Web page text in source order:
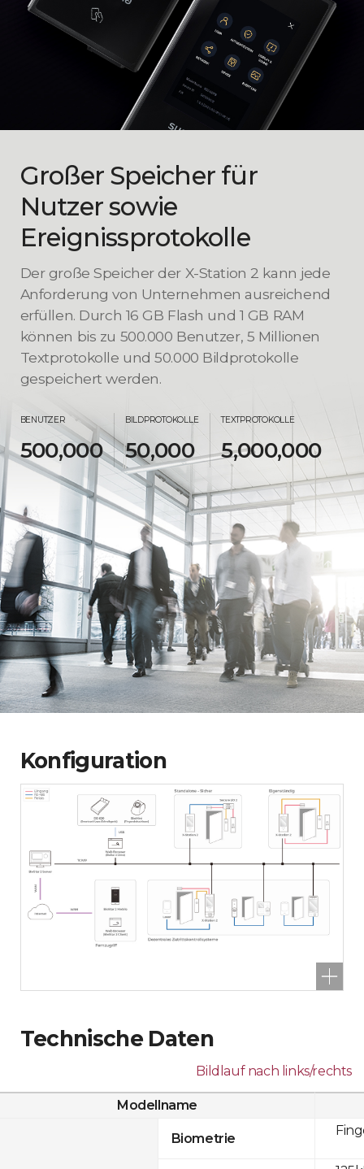
Großer Speicher für
Nutzer sowie
Ereignissprotokolle
Der große Speicher der X-Station 2 kann jede
Anforderung von Unternehmen ausreichend
erfüllen. Durch 16 GB Flash und 1 GB RAM
können bis zu 500.000 Benutzer, 5 Millionen
Textprotokolle und 50.000 Bildprotokolle
gespeichert werden.
BENUTZER
500,000
BILDPROTOKOLLE
50,000
TEXTPROTOKOLLE
5,000,000
Konfiguration
Technische Daten
Bildlauf nach links/rechts
Modellname
Biometrie